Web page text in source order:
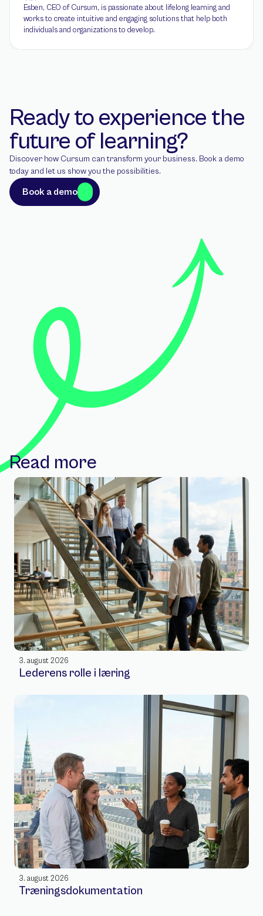
Esben, CEO of Cursum, is passionate about lifelong learning and
works to create intuitive and engaging solutions that help both
individuals and organizations to develop.
Ready to experience the
future of learning?
Discover how Cursum can transform your business. Book a demo
today and let us show you the possibilities.
Book a demo
Book a demo
Read more
3. august 2026
Lederens rolle i læring
3. august 2026
Træningsdokumentation